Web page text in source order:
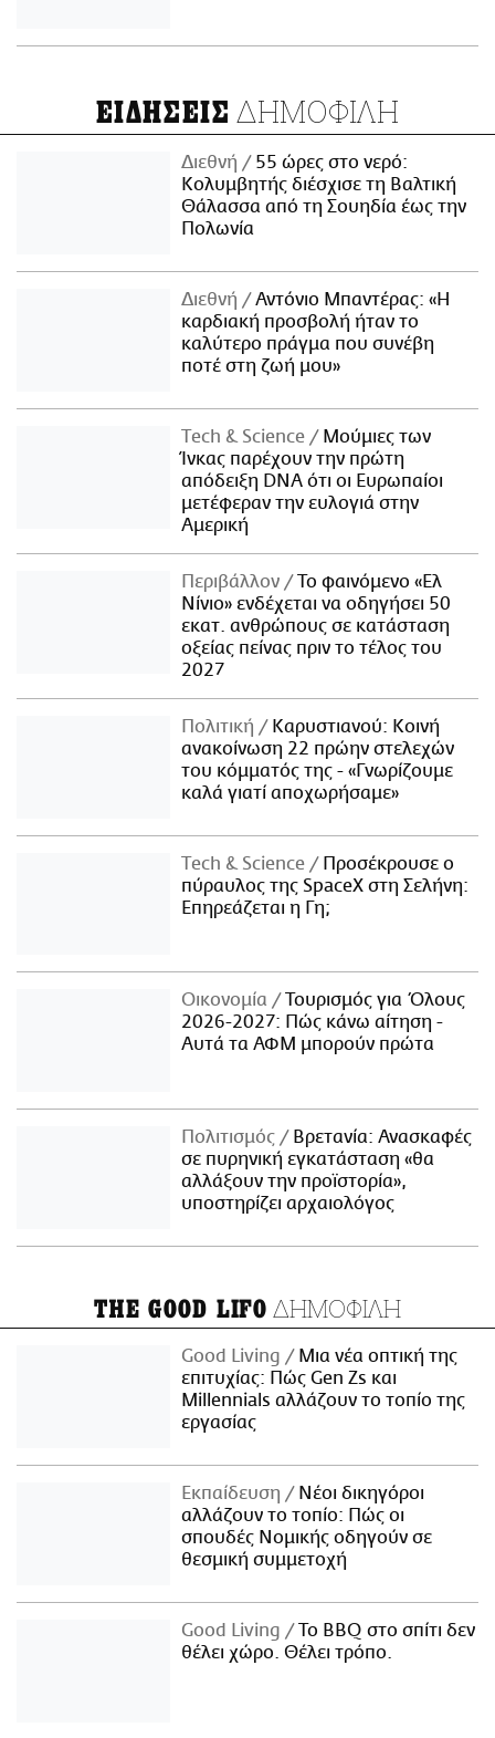
ΕΙΔΗΣΕΙΣ ΔΗΜΟΦΙΛΗ
Διεθνή
55 ώρες στο νερό:
Κολυμβητής διέσχισε τη Βαλτική
Θάλασσα από τη Σουηδία έως την
Πολωνία
Διεθνή
Αντόνιο Μπαντέρας: «Η
καρδιακή προσβολή ήταν το
καλύτερο πράγμα που συνέβη
ποτέ στη ζωή μου»
Τech & Science
Μούμιες των
Ίνκας παρέχουν την πρώτη
απόδειξη DNA ότι οι Ευρωπαίοι
μετέφεραν την ευλογιά στην
Αμερική
Περιβάλλον
Το φαινόμενο «Ελ
Νίνιο» ενδέχεται να οδηγήσει 50
εκατ. ανθρώπους σε κατάσταση
οξείας πείνας πριν το τέλος του
2027
Πολιτική
Καρυστιανού: Κοινή
ανακοίνωση 22 πρώην στελεχών
του κόμματός της - «Γνωρίζουμε
καλά γιατί αποχωρήσαμε»
Τech & Science
Προσέκρουσε ο
πύραυλος της SpaceX στη Σελήνη:
Επηρεάζεται η Γη;
Οικονομία
Τουρισμός για Όλους
2026-2027: Πώς κάνω αίτηση -
Αυτά τα ΑΦΜ μπορούν πρώτα
Πολιτισμός
Βρετανία: Ανασκαφές
σε πυρηνική εγκατάσταση «θα
αλλάξουν την προϊστορία»,
υποστηρίζει αρχαιολόγος
THE GOOD LIFO ΔΗΜΟΦΙΛΗ
Good Living
Μια νέα οπτική της
επιτυχίας: Πώς Gen Zs και
Millennials αλλάζουν το τοπίο της
εργασίας
Εκπαίδευση
Νέοι δικηγόροι
αλλάζουν το τοπίο: Πώς οι
σπουδές Νομικής οδηγούν σε
θεσμική συμμετοχή
Good Living
Το BBQ στο σπίτι δεν
θέλει χώρο. Θέλει τρόπο.